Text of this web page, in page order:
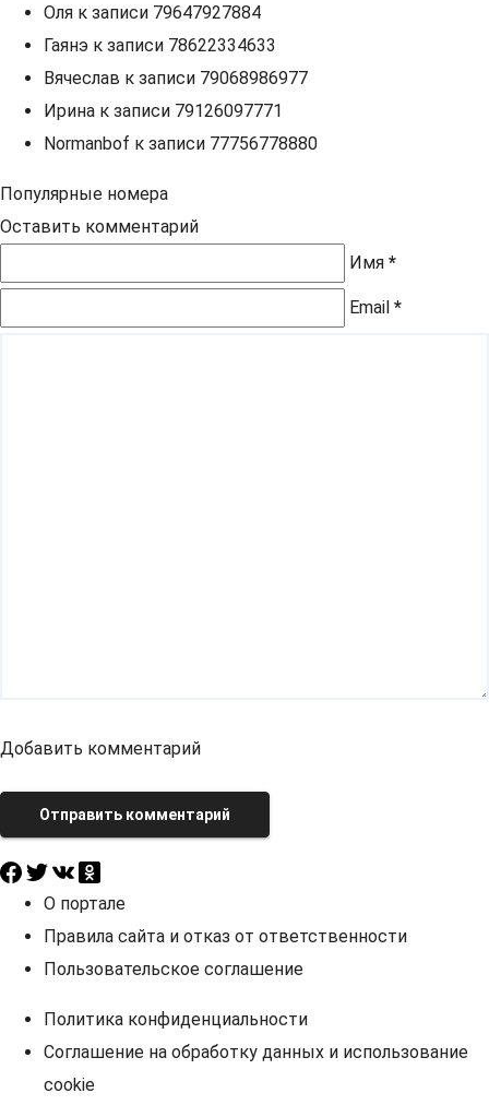
Оля к записи 79647927884
Гаянэ к записи 78622334633
Вячеслав к записи 79068986977
Ирина к записи 79126097771
Normanbof к записи 77756778880
Популярные номера
Оставить комментарий
Имя *
Email *
Добавить комментарий
Отправить комментарий
О портале
Правила сайта и отказ от ответственности
Пользовательское соглашение
Политика конфиденциальности
Соглашение на обработку данных и использование
cookie